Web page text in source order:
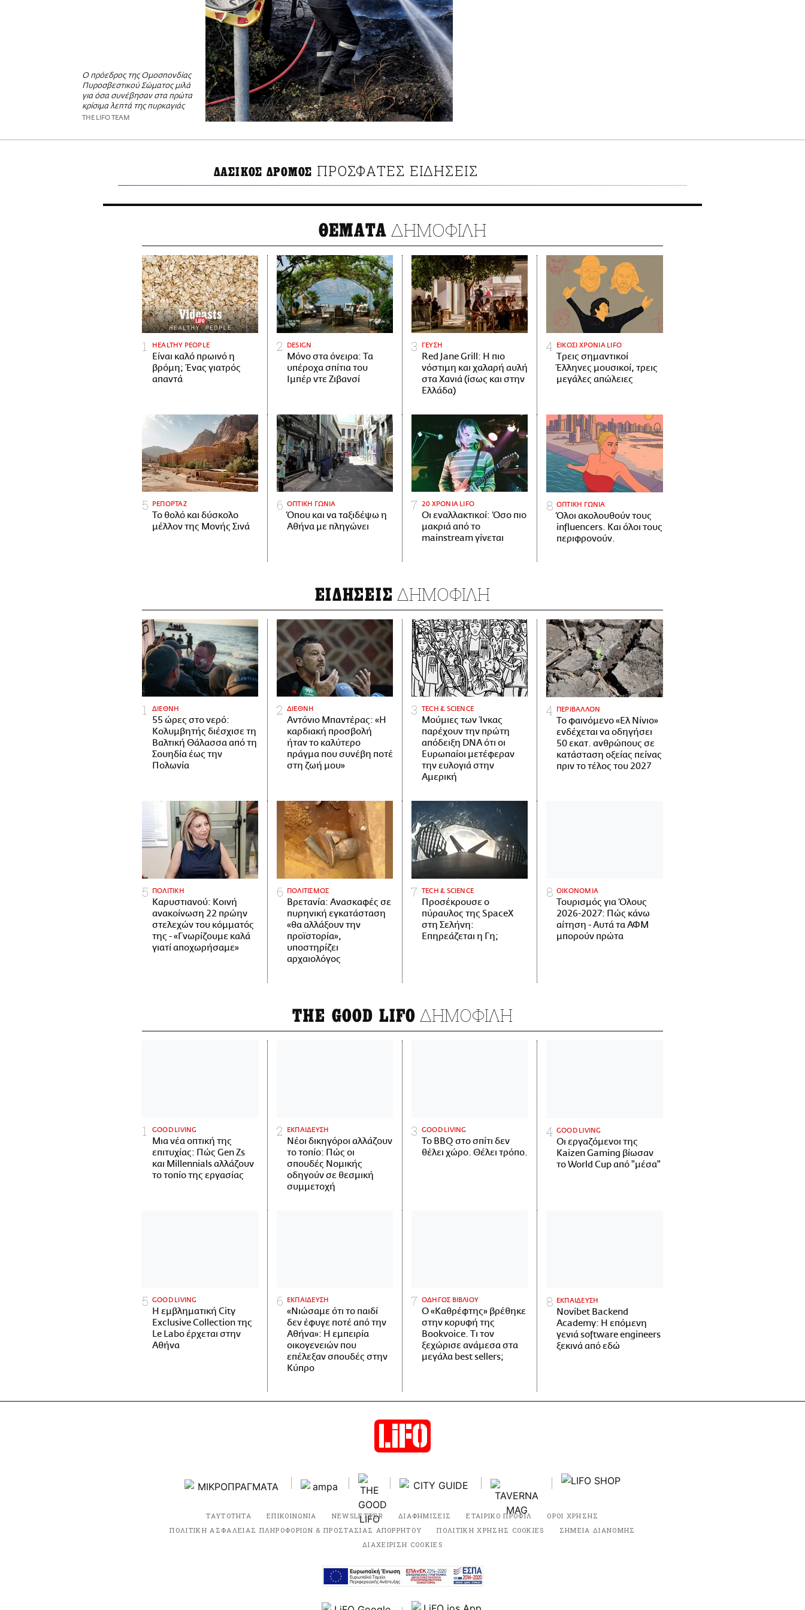
Ο πρόεδρος της Ομοσπονδίας
Πυροσβεστικού Σώματος μιλά
για όσα συνέβησαν στα πρώτα
κρίσιμα λεπτά της πυρκαγιάς
THE LIFO TEAM
ΔΑΣΙΚΟΣ ΔΡΟΜΟΣ ΠΡΟΣΦΑΤΕΣ ΕΙΔΗΣΕΙΣ
ΘΕΜΑΤΑ ΔΗΜΟΦΙΛΗ
HEALTHY PEOPLE
Είναι καλό πρωινό η
βρόμη; Ένας γιατρός
απαντά
DESIGN
Μόνο στα όνειρα: Τα
υπέροχα σπίτια του
Ιμπέρ ντε Ζιβανσί
ΓΕΥΣΗ
Red Jane Grill: Η πιο
νόστιμη και χαλαρή αυλή
στα Χανιά (ίσως και στην
Ελλάδα)
ΕΙΚΟΣΙ ΧΡΟΝΙΑ LIFO
Tρεις σημαντικοί
Έλληνες μουσικοί, τρεις
μεγάλες απώλειες
ΡΕΠΟΡΤΑΖ
Το θολό και δύσκολο
μέλλον της Μονής Σινά
ΟΠΤΙΚΗ ΓΩΝΙΑ
Όπου και να ταξιδέψω η
Αθήνα με πληγώνει
20 ΧΡΟΝΙΑ LIFO
Οι εναλλακτικοί: Όσο πιο
μακριά από το
mainstream γίνεται
ΟΠΤΙΚΗ ΓΩΝΙΑ
Όλοι ακολουθούν τους
influencers. Και όλοι τους
περιφρονούν.
ΕΙΔΗΣΕΙΣ ΔΗΜΟΦΙΛΗ
ΔΙΕΘΝΗ
55 ώρες στο νερό:
Κολυμβητής διέσχισε τη
Βαλτική Θάλασσα από τη
Σουηδία έως την
Πολωνία
ΔΙΕΘΝΗ
Αντόνιο Μπαντέρας: «Η
καρδιακή προσβολή
ήταν το καλύτερο
πράγμα που συνέβη ποτέ
στη ζωή μου»
ΤECH & SCIENCE
Μούμιες των Ίνκας
παρέχουν την πρώτη
απόδειξη DNA ότι οι
Ευρωπαίοι μετέφεραν
την ευλογιά στην
Αμερική
ΠΕΡΙΒΑΛΛΟΝ
Το φαινόμενο «Ελ Νίνιο»
ενδέχεται να οδηγήσει
50 εκατ. ανθρώπους σε
κατάσταση οξείας πείνας
πριν το τέλος του 2027
ΠΟΛΙΤΙΚΗ
Καρυστιανού: Κοινή
ανακοίνωση 22 πρώην
στελεχών του κόμματός
της - «Γνωρίζουμε καλά
γιατί αποχωρήσαμε»
ΠΟΛΙΤΙΣΜΟΣ
Βρετανία: Ανασκαφές σε
πυρηνική εγκατάσταση
«θα αλλάξουν την
προϊστορία»,
υποστηρίζει
αρχαιολόγος
ΤECH & SCIENCE
Προσέκρουσε ο
πύραυλος της SpaceX
στη Σελήνη:
Επηρεάζεται η Γη;
ΟΙΚΟΝΟΜΙΑ
Τουρισμός για Όλους
2026-2027: Πώς κάνω
αίτηση - Αυτά τα ΑΦΜ
μπορούν πρώτα
THE GOOD LIFO ΔΗΜΟΦΙΛΗ
GOOD LIVING
Μια νέα οπτική της
επιτυχίας: Πώς Gen Zs
και Millennials αλλάζουν
το τοπίο της εργασίας
ΕΚΠΑΙΔΕΥΣΗ
Νέοι δικηγόροι αλλάζουν
το τοπίο: Πώς οι
σπουδές Νομικής
οδηγούν σε θεσμική
συμμετοχή
GOOD LIVING
Το BBQ στο σπίτι δεν
θέλει χώρο. Θέλει τρόπο.
GOOD LIVING
Οι εργαζόμενοι της
Kaizen Gaming βίωσαν
το World Cup από "μέσα"
GOOD LIVING
Η εμβληματική City
Exclusive Collection της
Le Labo έρχεται στην
Αθήνα
ΕΚΠΑΙΔΕΥΣΗ
«Νιώσαμε ότι το παιδί
δεν έφυγε ποτέ από την
Αθήνα»: Η εμπειρία
οικογενειών που
επέλεξαν σπουδές στην
Κύπρο
ΟΔΗΓΟΣ ΒΙΒΛΙΟΥ
Ο «Καθρέφτης» βρέθηκε
στην κορυφή της
Bookvoice. Τι τον
ξεχώρισε ανάμεσα στα
μεγάλα best sellers;
ΕΚΠΑΙΔΕΥΣΗ
Novibet Backend
Academy: Η επόμενη
γενιά software engineers
ξεκινά από εδώ
ΤΑΥΤΟΤΗΤΑ ΕΠΙΚΟΙΝΩΝΙΑ NEWSLETTER ΔΙΑΦΗΜΙΣΕΙΣ ΕΤΑΙΡΙΚΟ ΠΡΟΦΙΛ
ΟΡΟΙ ΧΡΗΣΗΣ
ΠΟΛΙΤΙΚΗ ΑΣΦΑΛΕΙΑΣ ΠΛΗΡΟΦΟΡΙΩΝ & ΠΡΟΣΤΑΣΙΑΣ ΑΠΟΡΡΗΤΟΥ
ΠΟΛΙΤΙΚΗ ΧΡΗΣΗΣ COOKIES
ΣΗΜΕΙΑ ΔΙΑΝΟΜΗΣ
ΔΙΑΧΕΙΡΙΣΗ COOKIES